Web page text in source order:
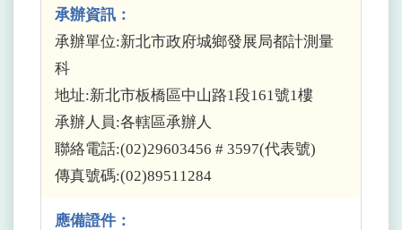
承辦資訊：
承辦單位:新北市政府城鄉發展局都計測量
科
地址:新北市板橋區中山路1段161號1樓
承辦人員:各轄區承辦人
聯絡電話:(02)29603456 # 3597(代表號)
傳真號碼:(02)89511284
應備證件：